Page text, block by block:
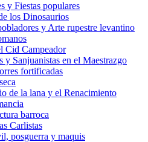
y Fiestas populares
los Dinosaurios
y Arte rupestre levantino
Cid Campeador
y Sanjuanistas en el Maestrazgo
fortificadas
de la lana y el Renacimiento
barroca
Carlistas
posguerra y maquis